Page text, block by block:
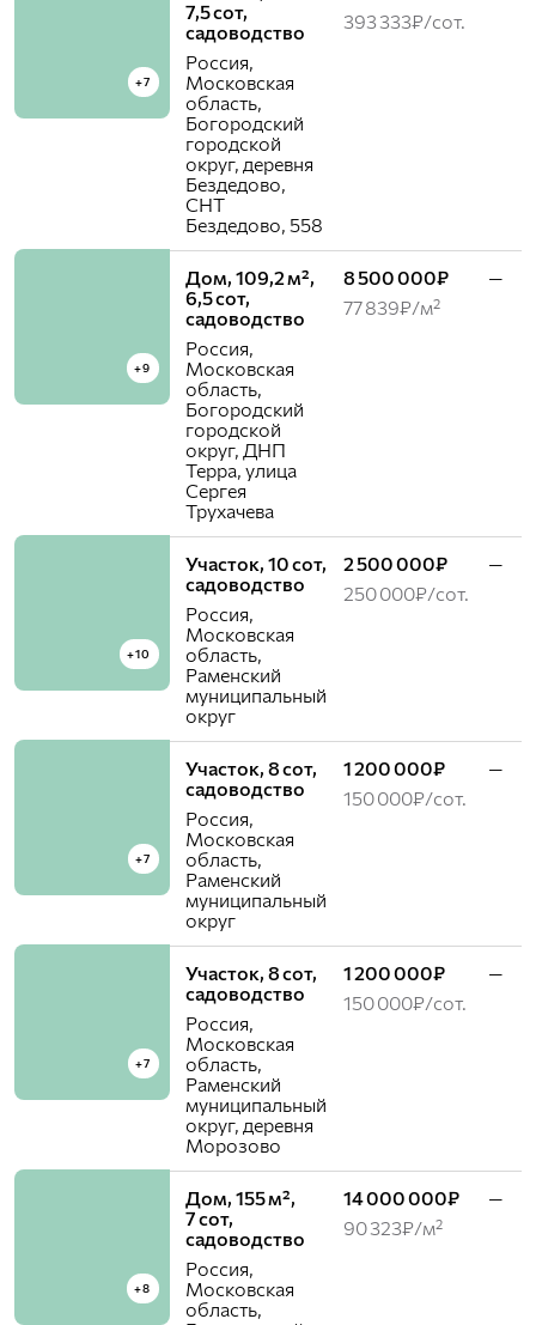
+7
7,5 сот,
садоводство
Россия,
Московская
область,
Богородский
городской
округ, деревня
Бездедово,
СНТ
Бездедово, 558
393 333₽/сот.
+9
Дом, 109,2 м²,
6,5 сот,
садоводство
Россия,
Московская
область,
Богородский
городской
округ, ДНП
Терра, улица
Сергея
Трухачева
8 500 000₽
77 839₽/м²
—
+10
Участок, 10 сот,
садоводство
Россия,
Московская
область,
Раменский
муниципальный
округ
2 500 000₽
250 000₽/сот.
—
+7
Участок, 8 сот,
садоводство
Россия,
Московская
область,
Раменский
муниципальный
округ
1 200 000₽
150 000₽/сот.
—
+7
Участок, 8 сот,
садоводство
Россия,
Московская
область,
Раменский
муниципальный
округ, деревня
Морозово
1 200 000₽
150 000₽/сот.
—
+8
Дом, 155 м²,
7 сот,
садоводство
Россия,
Московская
область,
14 000 000₽
90 323₽/м²
—